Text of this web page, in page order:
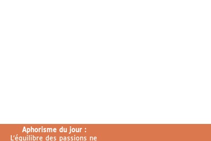
Aphorisme du jour :
L’équilibre des passions ne